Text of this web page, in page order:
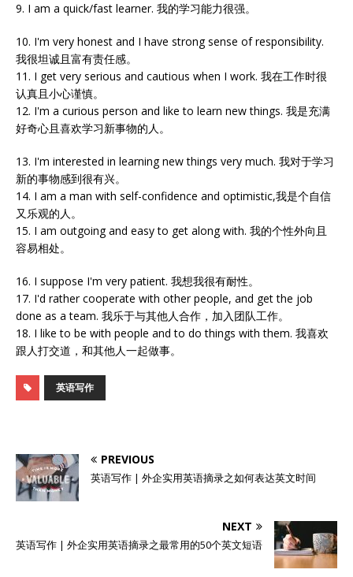
9. I am a quick/fast learner. 我的学习能力很强。
10. I'm very honest and I have strong sense of responsibility.
我很坦诚且富有责任感。
11. I get very serious and cautious when I work. 我在工作时很
认真且小心谨慎。
12. I'm a curious person and like to learn new things. 我是充满
好奇心且喜欢学习新事物的人。
13. I'm interested in learning new things very much. 我对于学习
新的事物感到很有兴。
14. I am a man with self-confidence and optimistic,我是个自信
又乐观的人。
15. I am outgoing and easy to get along with. 我的个性外向且
容易相处。
16. I suppose I'm very patient. 我想我很有耐性。
17. I'd rather cooperate with other people, and get the job
done as a team. 我乐于与其他人合作，加入团队工作。
18. I like to be with people and to do things with them. 我喜欢
跟人打交道，和其他人一起做事。
英语写作
PREVIOUS
英语写作 | 外企实用英语摘录之如何表达英文时间
NEXT
英语写作 | 外企实用英语摘录之最常用的50个英文短语